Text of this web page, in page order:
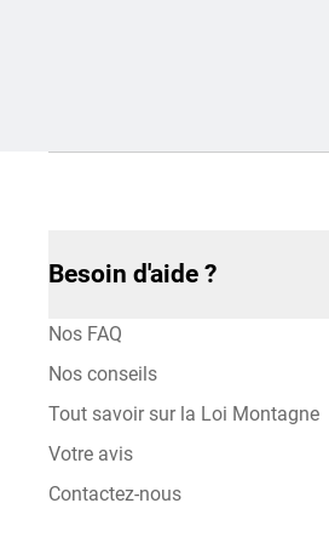
Besoin d'aide ?
Nos FAQ
Nos conseils
Tout savoir sur la Loi Montagne
Votre avis
Contactez-nous